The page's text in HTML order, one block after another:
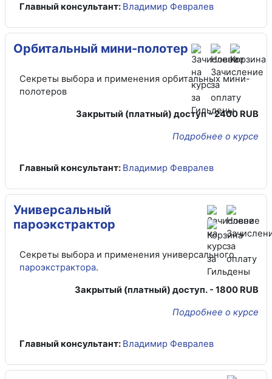
Главный консультант: Владимир Февралев
Орбитальный мини-полотер
Секреты выбора и применения орбитальных мини-
полотеров
Закрытый (платный) доступ - 2400 RUB
Подробнее о курсе
Главный консультант: Владимир Февралев
Универсальный
пароэкстрактор
Секреты выбора и применения универсального
пароэкстрактора.
Закрытый (платный) доступ. - 1800 RUB
Подробнее о курсе
Главный консультант: Владимир Февралев